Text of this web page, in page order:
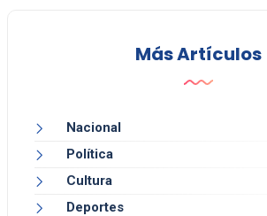
Más Artículos
Nacional
Política
Cultura
Deportes